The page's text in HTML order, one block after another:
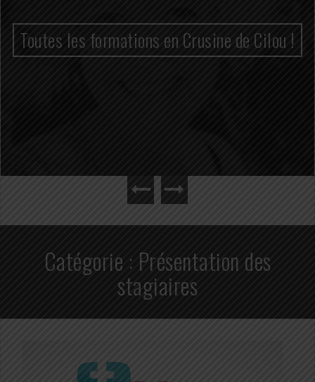
Toutes les formations en Crusine de Cilou !
Catégorie : Présentation des
stagiaires